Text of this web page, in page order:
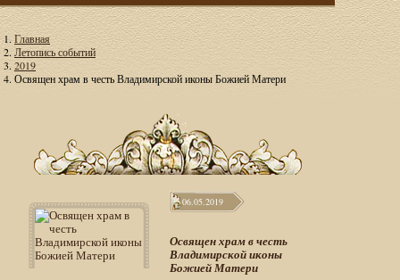
Главная
Летопись событий
2019
Освящен храм в честь Владимирской иконы Божией Матери
06.05.2019
Освящен храм в честь
Владимирской иконы
Божией Матери